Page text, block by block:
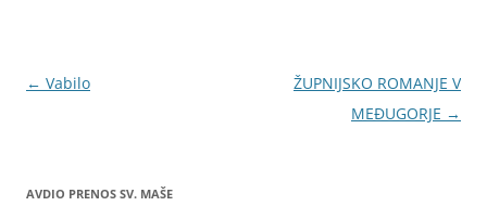
Krmarjenje
← Vabilo
ŽUPNIJSKO ROMANJE V
MEĐUGORJE →
AVDIO PRENOS SV. MAŠE